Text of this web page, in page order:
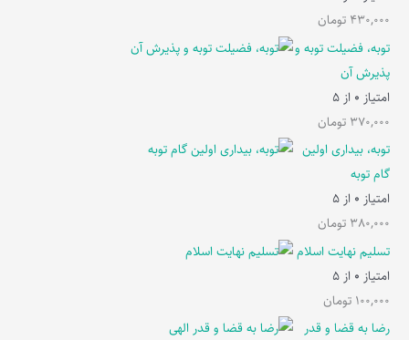
430,000 تومان
توبه، فضیلت توبه و
پذیرش آن
امتیاز 0 از 5
370,000 تومان
توبه، بیداری اولین
گام توبه
امتیاز 0 از 5
380,000 تومان
تسلیم نهایت اسلام
امتیاز 0 از 5
100,000 تومان
رضا به قضا و قدر